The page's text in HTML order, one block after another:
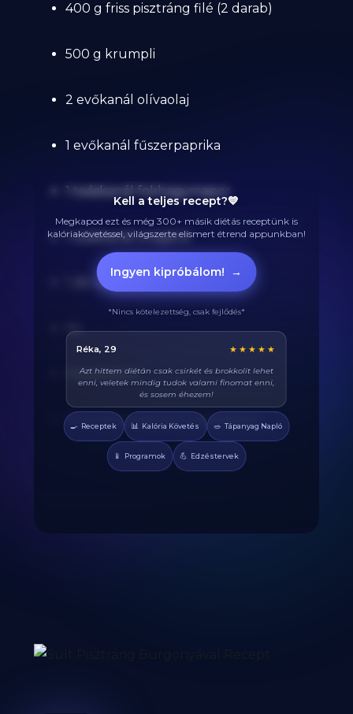
400 g friss pisztráng filé (2 darab)
500 g krumpli
2 evőkanál olívaolaj
1 evőkanál fűszerpaprika
1 teáskanál fokhagymapor
1 teáskanál oregánó
1 db citrom
Só
Feketebors
Friss petrezselyem a tálaláshoz
Kell a teljes recept?💙
Megkapod ezt és még 300+ másik diétás receptünk is
kalóriakövetéssel, világszerte elismert étrend appunkban!
Ingyen kipróbálom! →
*Nincs kötelezettség, csak fejlődés*
Balázs, 38 ★★★★★
Végre tudom pontosan mennyi fehérjét eszem
naponta. A kaloriaszámláló sokat segít, előtte
össze-vissza zabáltam...
🍳 Receptek 📊 Kalória Követés 🥗 Tápanyag Napló
📱 Programok 💪 Edzéstervek